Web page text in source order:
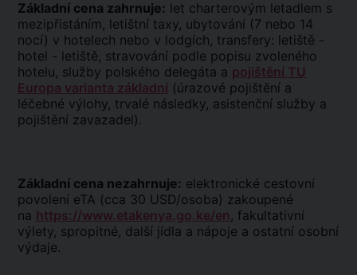
Základní cena zahrnuje: let charterovým letadlem s
mezipřistáním, letištní taxy, ubytování (7 nebo 14
nocí) v hotelech nebo v lodgích, transfery: letiště -
hotel - letiště, stravování podle popisu zvoleného
hotelu, služby polského delegáta a pojištění TU
Europa varianta základní (úrazové pojištění a
léčebné výlohy, trvalé následky, asistenční služby a
pojištění zavazadel).
Základní cena nezahrnuje: elektronické cestovní
povolení eTA (cca 30 USD/osoba) zakoupené
na https://www.etakenya.go.ke/en , fakultativní
výlety, spropitné, další jídla a nápoje a ostatní osobní
výdaje.